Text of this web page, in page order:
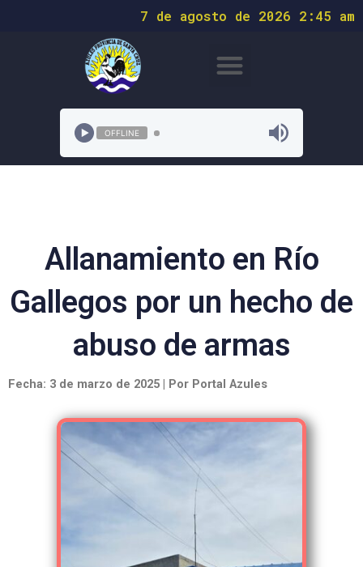
7 de agosto de 2026 2:45 am
OFFLINE
Allanamiento en Río
Gallegos por un hecho de
abuso de armas
Fecha: 3 de marzo de 2025 | Por Portal Azules